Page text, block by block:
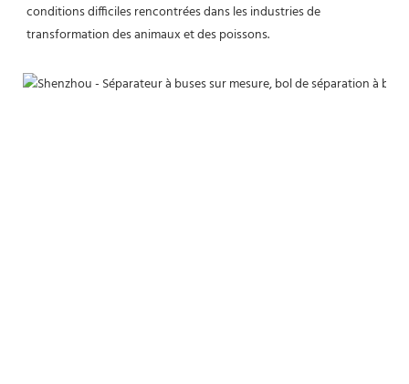
conditions difficiles rencontrées dans les industries de
transformation des animaux et des poissons.